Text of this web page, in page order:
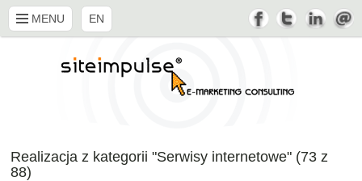
EN
MENU
Realizacja z kategorii "Serwisy internetowe" (73 z
88)